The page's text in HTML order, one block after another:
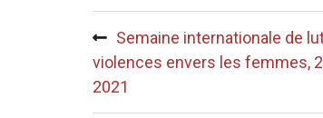
de
l’article
Semaine internationale de
violences envers les femmes,
2021